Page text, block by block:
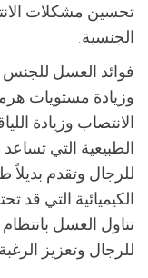
تحسين مشكلات
الجنسية.
فوائد العسل
وزيادة مستويات
الانتصاب وزيادة
الطبيعية التي
للرجال وتقدم بديلاً
الكيميائية التي قد
تناول العسل
للرجال وتعزيز